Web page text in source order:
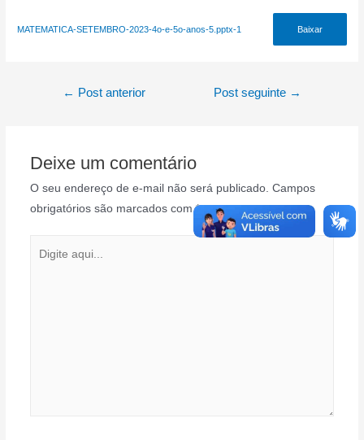
MATEMATICA-SETEMBRO-2023-4o-e-5o-anos-5.pptx-1 Baixar
Navegação
← Post anterior Post seguinte →
Deixe um comentário
O seu endereço de e-mail não será publicado. Campos
obrigatórios são marcados com*